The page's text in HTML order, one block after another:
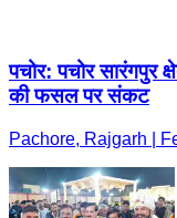
पचोर: पचोर सारंगपुर
की फसल पर संकट
Pachore, Rajgarh |